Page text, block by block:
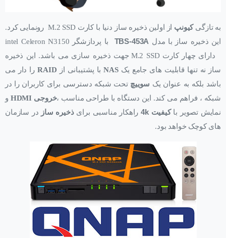
به تازگیکیونپ
از اولین ذخیره ساز دنیا با کارت M.2 SSD رونمایی کرد.
این ذخیره ساز با مدل TBS-453A
با پردازشگر intel Celeron N3150
دارای چهار کارت M.2 SSD جهت ذخیره سازی می باشد. این ذخیره
ساز نه تنها قابلیت های جامع یکNASبا پشتیبانی از RAIDرا دار می
باشد بلکه به عنوان یک سوییچ تحت شبکه دسترسی برای کاربران را در
شبکه ، فراهم می کند. این دستگاه با طراحی مناسب ،خروجی HDMI
و
نمایش تصویر باکیفیت4kراهکار مناسبی برایذخیره ساز در سازمان
های کوچک خواهد بود.